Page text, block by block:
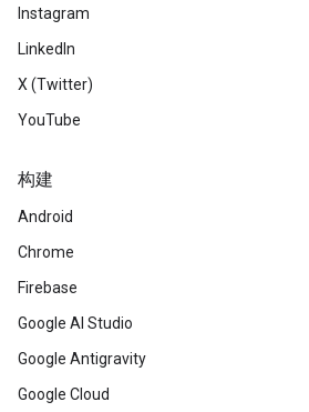
Instagram
LinkedIn
X (Twitter)
YouTube
构建
Android
Chrome
Firebase
Google AI Studio
Google Antigravity
Google Cloud